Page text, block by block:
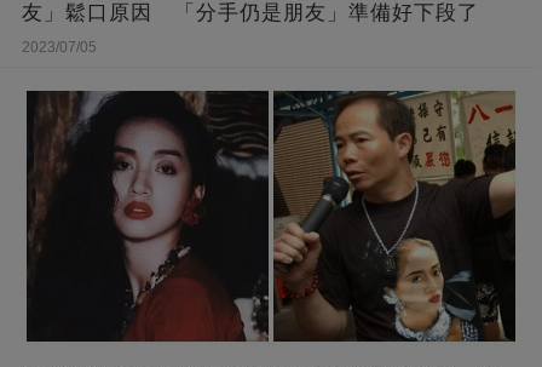
友」鬆口原因 「分手仍是朋友」準備好下段了
2023/07/05